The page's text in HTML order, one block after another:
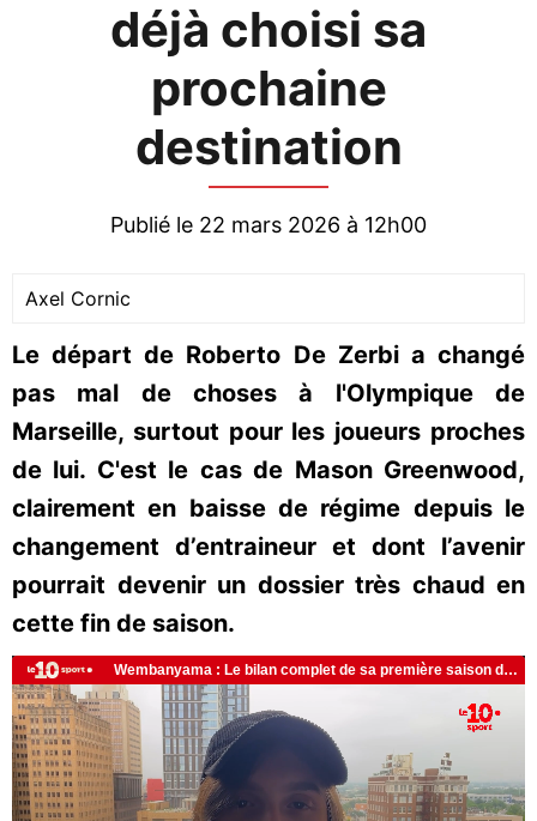
déjà choisi sa
prochaine
destination
Publié le 22 mars 2026 à 12h00
Axel Cornic
Le départ de Roberto De Zerbi a changé
pas mal de choses à l'Olympique de
Marseille, surtout pour les joueurs proches
de lui. C'est le cas de Mason Greenwood,
clairement en baisse de régime depuis le
changement d’entraineur et dont l’avenir
pourrait devenir un dossier très chaud en
cette fin de saison.